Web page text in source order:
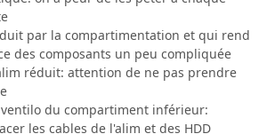
par la compartimentation et qui rend
des composants un peu compliquée
réduit: attention de ne pas prendre
du compartiment inférieur:
les cables de l'alim et des HDD